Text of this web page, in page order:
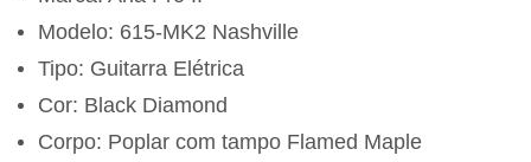
Modelo: 615-MK2 Nashville
Tipo: Guitarra Elétrica
Cor: Black Diamond
Corpo: Poplar com tampo Flamed Maple